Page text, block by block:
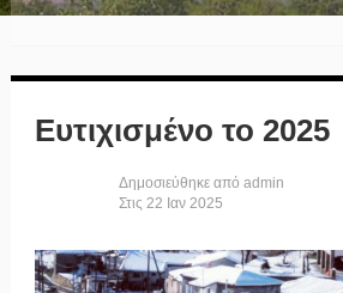
Ευτιχισμένο το 2025
Δημοσιεύθηκε από admin
Στις 22 Ιαν 2025